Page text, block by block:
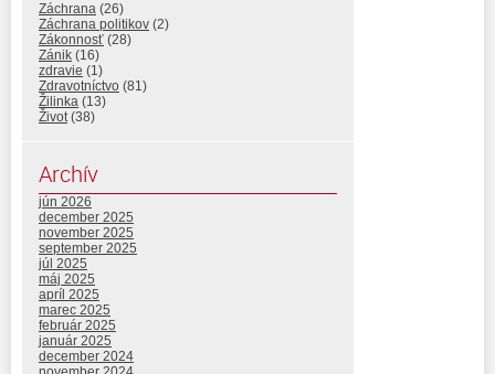
Záchrana (26)
Záchrana politikov (2)
Zákonnosť (28)
Zánik (16)
zdravie (1)
Zdravotníctvo (81)
Žilinka (13)
Život (38)
Archív
jún 2026
december 2025
november 2025
september 2025
júl 2025
máj 2025
apríl 2025
marec 2025
február 2025
január 2025
december 2024